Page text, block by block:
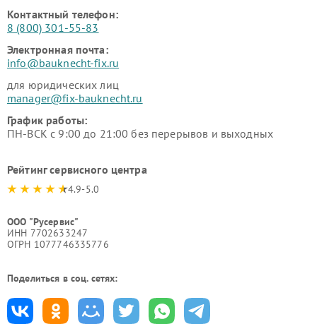
Контактный телефон:
8 (800) 301-55-83
Электронная почта:
info@bauknecht-fix.ru
для юридических лиц
manager@fix-bauknecht.ru
График работы:
ПН-ВСК с 9:00 до 21:00 без перерывов и выходных
Рейтинг сервисного центра
4.9-5.0
ООО "Русервис"
ИНН 7702633247
ОГРН 1077746335776
Поделиться в соц. сетях: